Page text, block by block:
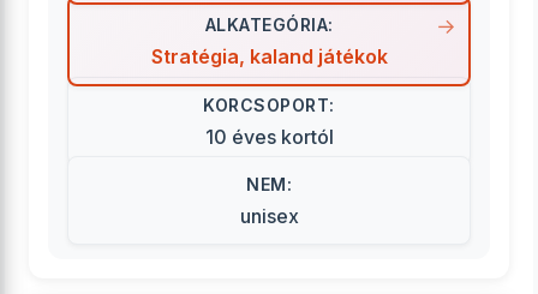
ALKATEGÓRIA:
Stratégia, kaland játékok
KORCSOPORT:
10 éves kortól
NEM:
unisex